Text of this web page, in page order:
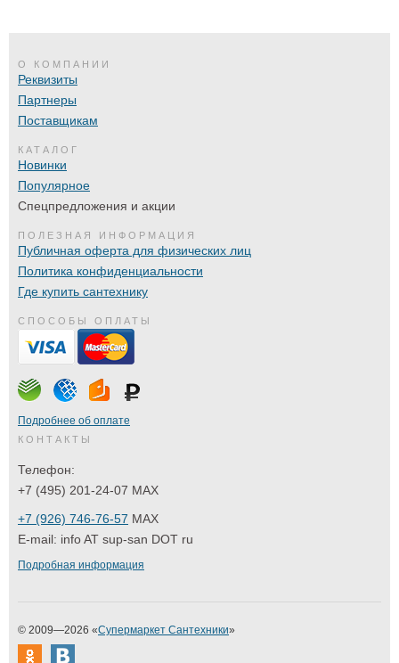
О КОМПАНИИ
Реквизиты
Партнеры
Поставщикам
КАТАЛОГ
Новинки
Популярное
Спецпредложения и акции
ПОЛЕЗНАЯ ИНФОРМАЦИЯ
Публичная оферта для физических лиц
Политика конфиденциальности
Где купить сантехнику
СПОСОБЫ ОПЛАТЫ
Подробнее об оплате
КОНТАКТЫ
Телефон:
+7 (495) 201-24-07 MAX
+7 (926) 746-76-57 MAX
E-mail: info AT sup-san DOT ru
Подробная информация
© 2009—2026 «Супермаркет Сантехники»